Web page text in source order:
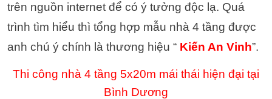
trên nguồn internet để có ý tưởng độc lạ. Quá
trình tìm hiểu thì tổng hợp mẫu nhà 4 tầng được
anh chú ý chính là thương hiệu “ Kiến An Vinh”.
Thi công nhà 4 tầng 5x20m mái thái hiện đại tại
Bình Dương